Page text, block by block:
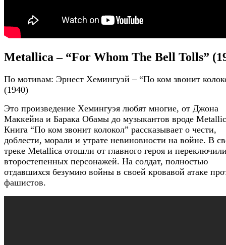
Metallica – “For Whom The Bell Tolls”
По мотивам: Эрнест Хемингуэй – “По ком звонит
(1940)
Это произведение Хемингуэя любят многие, от Джона
Маккейна и Барака Обамы до музыкантов вроде
Книга “По ком звонит колокол” рассказывает о чести,
доблести, морали и утрате невиновности на войне. В
треке Metallica отошли от главного героя и
второстепенных персонажей. На солдат, полностью
отдавшихся безумию войны в своей кровавой атаке
фашистов.